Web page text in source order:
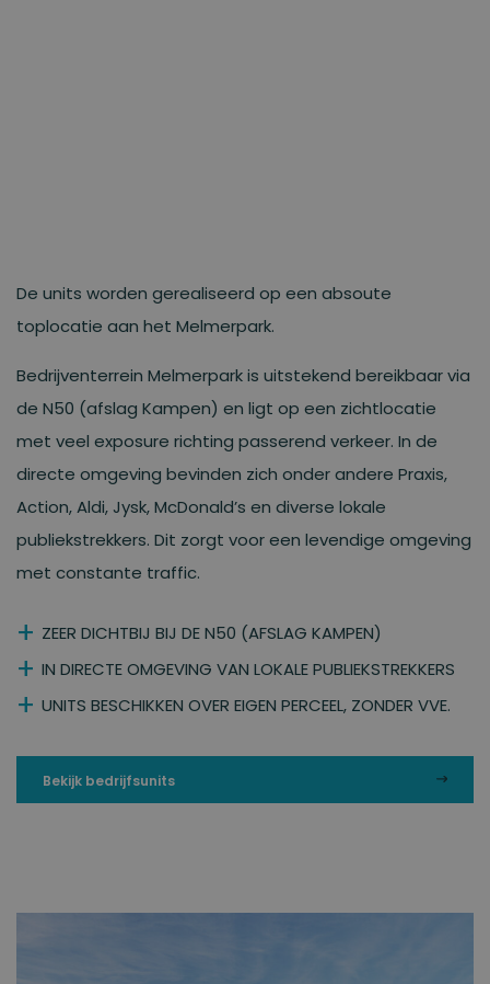
De units worden gerealiseerd op een absoute
toplocatie aan het Melmerpark.
Bedrijventerrein Melmerpark is uitstekend bereikbaar via
de N50 (afslag Kampen) en ligt op een zichtlocatie
met veel exposure richting passerend verkeer. In de
directe omgeving bevinden zich onder andere Praxis,
Action, Aldi, Jysk, McDonald’s en diverse lokale
publiekstrekkers. Dit zorgt voor een levendige omgeving
met constante traffic.
ZEER DICHTBIJ BIJ DE N50 (AFSLAG KAMPEN)
IN DIRECTE OMGEVING VAN LOKALE PUBLIEKSTREKKERS
UNITS BESCHIKKEN OVER EIGEN PERCEEL, ZONDER VVE.